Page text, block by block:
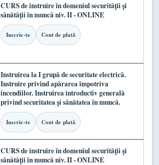
CURS de instruire în domeniul securității și
sănătății în muncă niv. II - ONLINE
Inscrie-te Cont de plată
Instruirea la I grupă de securitate electrică.
Instruire privind apărarea împotriva
incendiilor. Instruirea introductiv generală
privind securitatea și sănătatea în muncă.
Inscrie-te Cont de plată
CURS de instruire în domeniul securității și
sănătății în muncă niv. II - ONLINE